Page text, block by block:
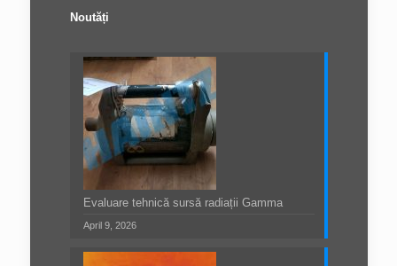
Noutăți
Evaluare tehnică sursă radiații Gamma
April 9, 2026